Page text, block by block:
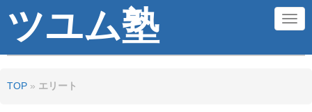
ツユム塾 N
TOP » エリート